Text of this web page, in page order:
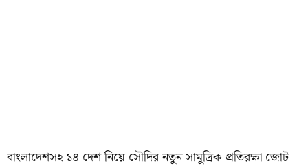
বাংলাদেশসহ ১৪ দেশ নিয়ে সৌদির নতুন সামুদ্রিক প্রতিরক্ষা জোট